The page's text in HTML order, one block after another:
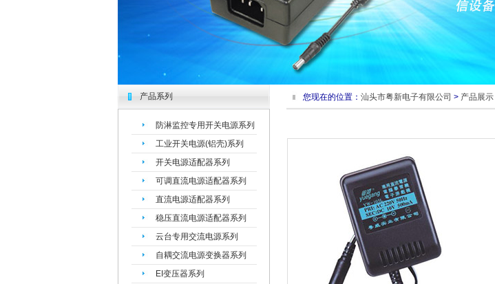
您现在的位置： 汕头市粤新电子有限公司 > 产品展示
产品系列
防淋监控专用开关电源系列
工业开关电源(铝壳)系列
开关电源适配器系列
可调直流电源适配器系列
直流电源适配器系列
稳压直流电源适配器系列
云台专用交流电源系列
自耦交流电源变换器系列
EI变压器系列